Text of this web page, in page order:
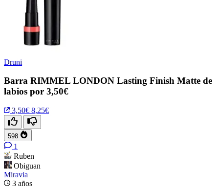
Druni
Barra RIMMEL LONDON Lasting Finish Matte de
labios por 3,50€
3,50€ 8,25€
598
1
Ruben
Obiguan
Miravia
3 años